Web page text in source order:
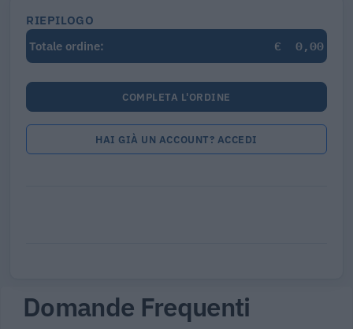
RIEPILOGO
Totale ordine:
€ 0,00
COMPLETA L'ORDINE
HAI GIÀ UN ACCOUNT? ACCEDI
Domande Frequenti